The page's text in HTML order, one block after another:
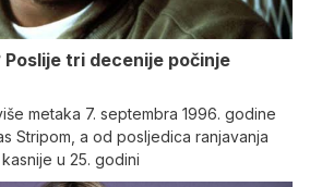
Poslije tri decenije počinje
metaka 7. septembra 1996. godine
Stripom, a od posljedica ranjavanja
u 25. godini